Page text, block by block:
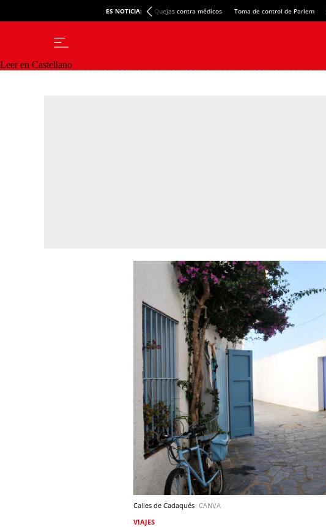
ES NOTICIA: Quejas contra médicos Toma de control de Parlem
Leer en Castellano
Calles de Cadaqués CANVA
VIAJES